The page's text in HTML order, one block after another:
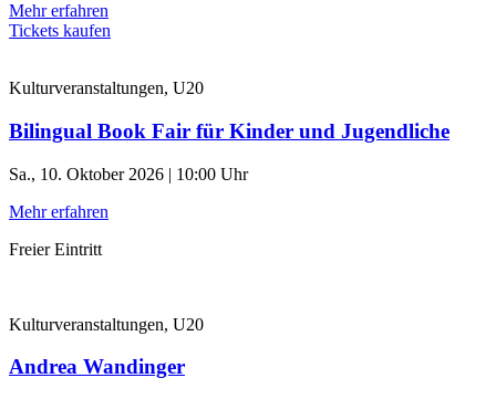
Mehr erfahren
Tickets kaufen
Kulturveranstaltungen, U20
Bilingual Book Fair für Kinder und Jugendliche
Sa., 10. Oktober 2026 | 10:00 Uhr
Mehr erfahren
Freier Eintritt
Kulturveranstaltungen, U20
Andrea Wandinger